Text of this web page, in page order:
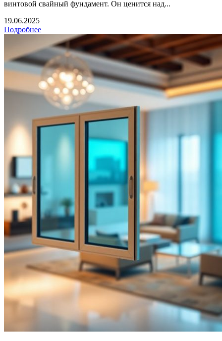
винтовой свайный фундамент. Он ценится над...
19.06.2025
Подробнее